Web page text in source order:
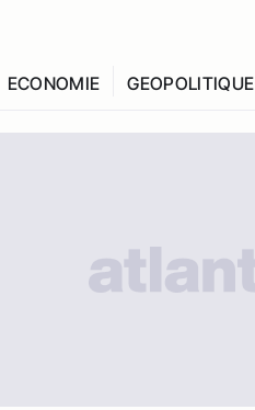
ECONOMIE GEOPOLITIQUE